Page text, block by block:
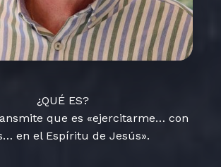
¿QUÉ ES?
que es «ejercitarme… con
en el Espíritu de Jesús».